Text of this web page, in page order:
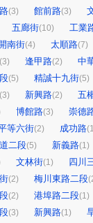
(3) 館前路(3)
五廊街(10)
工業
南街(4) 太順路(7)
(3) 逢甲路(2)
中
(5) 精誠十九街(5)
(3) 新興路(2)
五
博館路(3)
崇德
等六街(2) 成功路
二段(5) 新義路(1)
文林街(1)
四川
(2) 梅川東路二段
(2) 港埠路二段(1)
(3) 新興路(1)